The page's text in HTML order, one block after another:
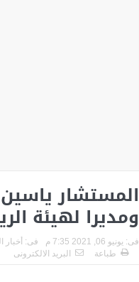
المستشار
ومديرا لهيئة
فى: يونيو 06, 2021 7:35 م فى: أخبار
طباعة
البريد الالكترونى